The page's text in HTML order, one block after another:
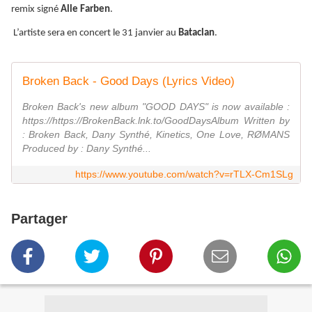
remix signé Alle Farben.
L’artiste sera en concert le 31 janvier au Bataclan.
Broken Back - Good Days (Lyrics Video)
Broken Back's new album "GOOD DAYS" is now available :
https://https://BrokenBack.lnk.to/GoodDaysAlbum Written by
: Broken Back, Dany Synthé, Kinetics, One Love, RØMANS
Produced by : Dany Synthé...
https://www.youtube.com/watch?v=rTLX-Cm1SLg
Partager